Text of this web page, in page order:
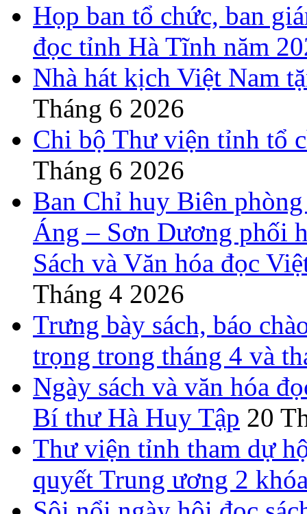
Họp ban tổ chức, ban
đọc tỉnh Hà Tĩnh năm
Nhà hát kịch Việt Nam
Tháng 6 2026
Chi bộ Thư viện tỉnh tổ
Tháng 6 2026
Ban Chỉ huy Biên
Áng – Sơn Dương phối
Sách và Văn hóa đọc
Tháng 4 2026
Trưng bày sách, báo
trọng trong tháng 4 và
Ngày sách và văn hóa
Bí thư Hà Huy Tập 20
Thư viện tỉnh tham dự
quyết Trung ương 2